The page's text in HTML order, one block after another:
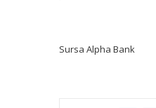
Sursa Alpha Bank